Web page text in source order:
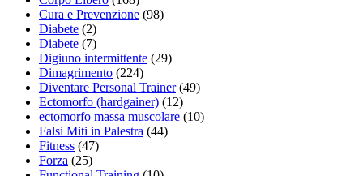
Cura e Prevenzione (98)
Diabete (2)
Diabete (7)
Digiuno intermittente (29)
Dimagrimento (224)
Diventare Personal Trainer(49)
Ectomorfo (hardgainer) (12)
ectomorfo massa muscolare (10)
Falsi Miti in Palestra (44)
Fitness (47)
Forza (25)